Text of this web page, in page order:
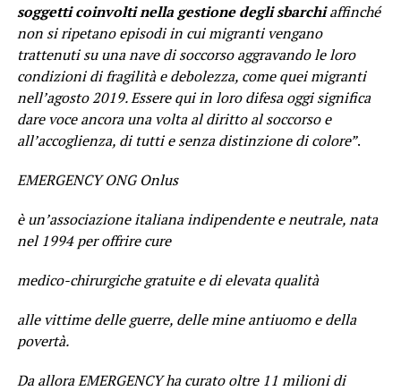
soggetti coinvolti nella gestione degli sbarchiaffinché
non si ripetano episodi in cui migranti vengano
trattenuti su una nave di soccorso aggravando le loro
condizioni di fragilità e debolezza, come quei migranti
nell’agosto 2019. Essere qui in loro difesa oggi significa
dare voce ancora una volta al diritto al soccorso e
all’accoglienza, di tutti e senza distinzione di colore”.
EMERGENCY ONG Onlus
è un’associazione italiana indipendente e neutrale, nata
nel 1994 per offrire cure
medico-chirurgiche gratuite e di elevata qualità
alle vittime delle guerre, delle mine antiuomo e della
povertà.
Da allora EMERGENCY ha curato oltre 11 milioni di